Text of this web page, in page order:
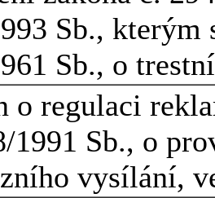
Sb., kterým
Sb., o
o regulaci
1991 Sb., o
vysílání,